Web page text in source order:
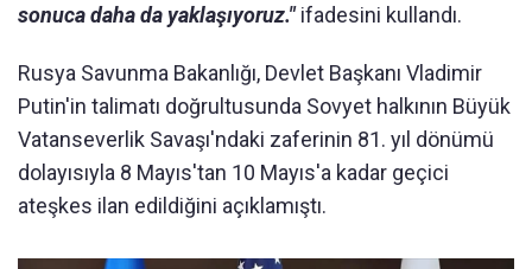
sonuca daha da yaklaşıyoruz."ifadesini kullandı.
Rusya Savunma Bakanlığı, Devlet Başkanı Vladimir
Putin'in talimatı doğrultusunda Sovyet halkının Büyük
Vatanseverlik Savaşı'ndaki zaferinin 81. yıl dönümü
dolayısıyla 8 Mayıs'tan 10 Mayıs'a kadar geçici
ateşkes ilan edildiğini açıklamıştı.